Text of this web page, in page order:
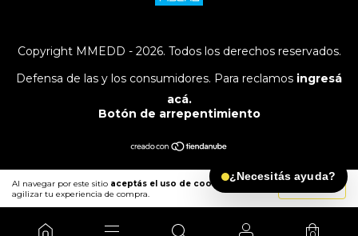
Al navegar por este sitio aceptás el uso de cookiespara
agilizar tu experiencia de compra.
0
Copyright MMEDD - 2026. Todos los derechos reservados.
Defensa de las y los consumidores. Para reclamos ingresá
acá.
Botón de arrepentimiento
¿Necesitás ayuda?